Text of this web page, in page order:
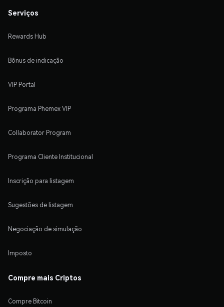
Serviços
Rewards Hub
Bônus de indicação
VIP Portal
Programa Phemex VIP
Collaborator Program
Programa Cliente Institucional
Inscrição para listagem
Sugestões de listagem
Negociação de simulação
Imposto
Compre mais Criptos
Compre Bitcoin